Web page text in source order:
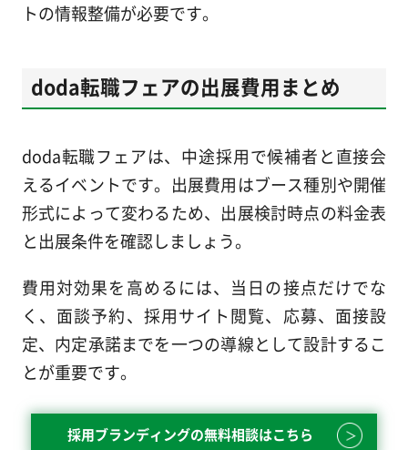
トの情報整備が必要です。
doda転職フェアの出展費用まとめ
doda転職フェアは、中途採用で候補者と直接会
えるイベントです。出展費用はブース種別や開催
形式によって変わるため、出展検討時点の料金表
と出展条件を確認しましょう。
費用対効果を高めるには、当日の接点だけでな
く、面談予約、採用サイト閲覧、応募、面接設
定、内定承諾までを一つの導線として設計するこ
とが重要です。
採用ブランディングの無料相談はこちら